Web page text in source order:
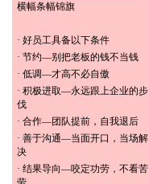
横幅条幅锦旗
· 好员工具备以下条件
· 节约—别把老板的钱不当钱
· 低调—才高不必自傲
· 积极进取—永远跟上企业的步
伐
· 合作—团队提前，自我退后
· 善于沟通—当面开口，当场解
决
· 结果导向—咬定功劳，不看苦